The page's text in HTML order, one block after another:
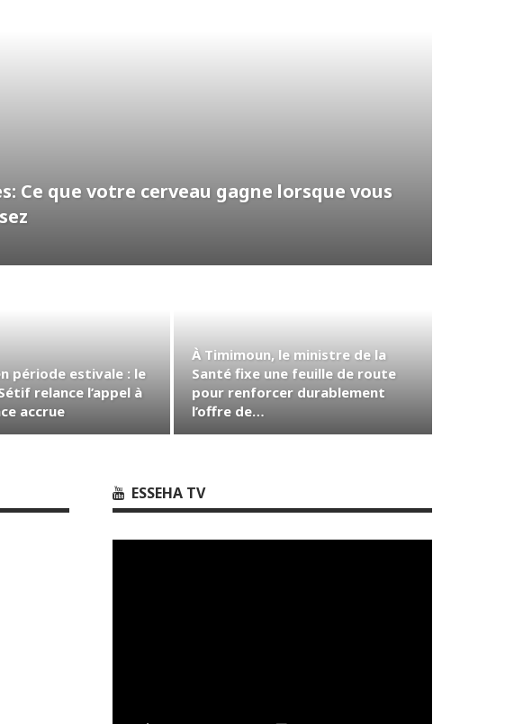
Ce que votre cerveau gagne lorsque vous
période estivale : le
relance l’appel à
accrue
À Timimoun, le ministre de la
Santé fixe une feuille de route
pour renforcer durablement
l’offre de…
ESSEHA TV